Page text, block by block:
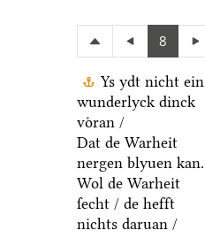
8
Ys ydt nicht ein
wunderlyck dinck
voͤran /
Dat de Warheit
nergen blyuen kan.
Wol de Warheit
ſecht / de hefft
nichts daruan /